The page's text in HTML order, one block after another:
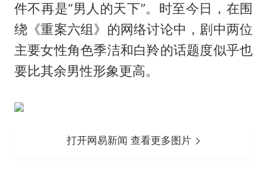
件不再是“男人的天下”。时至今日，在围
绕《重案六组》的网络讨论中，剧中两位
主要女性角色季洁和白羚的话题度似乎也
要比其余男性形象更高。
打开网易新闻 查看更多图片